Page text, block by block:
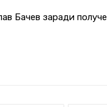
Бачев заради